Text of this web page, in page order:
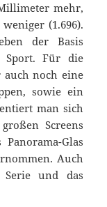
mehr,
(1.696).
der Basis
Für die
auch noch eine
sowie ein
man sich
Screens
Glas
Auch
Serie und das